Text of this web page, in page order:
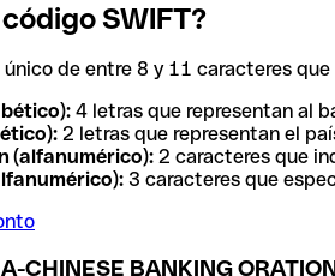
SWIFT?
único de entre 8 y 11 caracteres
4 letras que representan al
2 letras que representan el
(alfanumérico): 2 caracteres que
3 caracteres que
CHINESE BANKING